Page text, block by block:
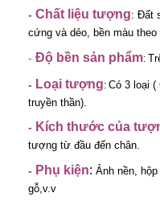
- Chất liệu tượng: Đất
cứng và dẻo, bền màu theo
- Độ bền sản phẩm:
- Loại tượng: Có 3 loại (
truyền thần).
- Kích thước của
tượng từ đầu đến chân.
- Phụ kiện: Ảnh nền,
gỗ,v.v